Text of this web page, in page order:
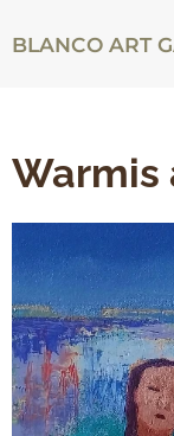
BLANCO ART
Warmis